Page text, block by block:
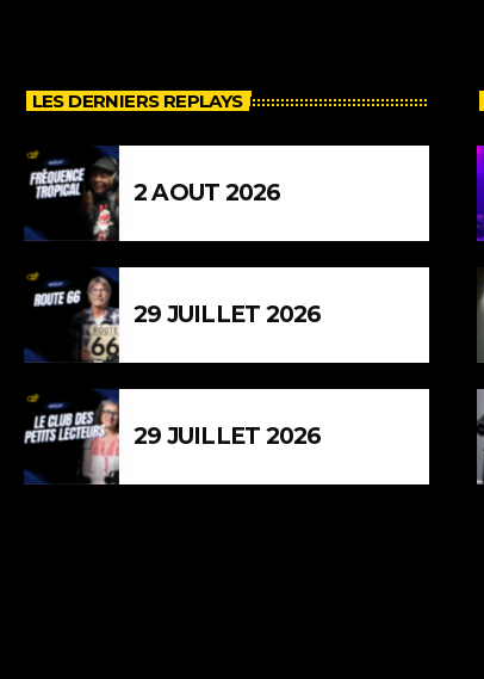
LES DERNIERS REPLAYS
2 AOUT 2026
29 JUILLET 2026
29 JUILLET 2026